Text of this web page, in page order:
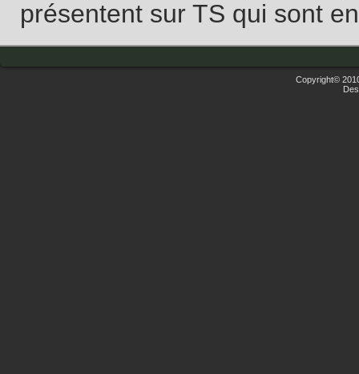
présentent sur TS qui sont
Copyright©